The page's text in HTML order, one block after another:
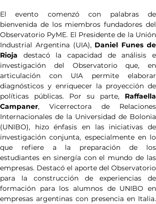
El evento comenzó con palabras de
bienvenida de los miembros fundadores del
Observatorio PyME. El Presidente de la Unión
Industrial Argentina (UIA), Daniel Funes de
Rioja destacó la capacidad de análisis e
investigación del Observatorio que, en
articulación con UIA permite elaborar
diagnósticos y enriquecer la proyección de
políticas públicas. Por su parte, Raffaella
Campaner, Vicerrectora de Relaciones
Internacionales de la Universidad de Bolonia
(UNIBO), hizo énfasis en las iniciativas de
investigación conjunta, especialmente en lo
que refiere a la preparación de los
estudiantes en sinergía con el mundo de las
empresas. Destacó el aporte del Observatorio
para la construcción de experiencias de
formación para los alumnos de UNIBO en
empresas argentinas con presencia en Italia.